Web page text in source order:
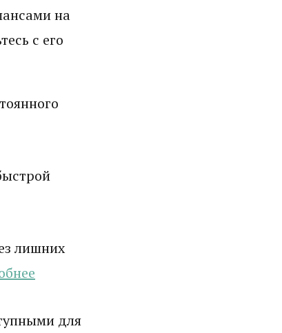
на
с его
лишних
для